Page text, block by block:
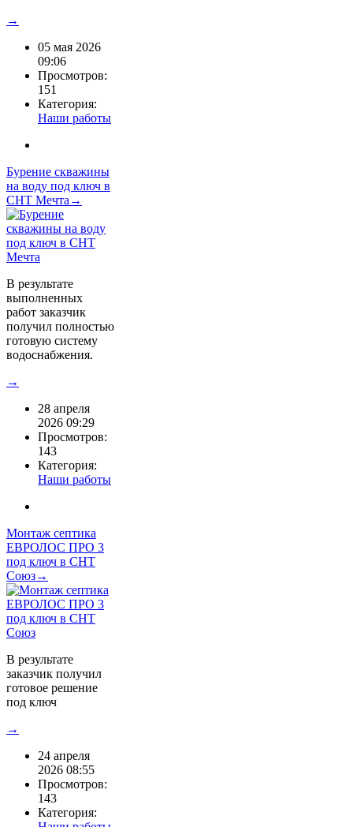
→
05 мая 2026
09:06
Просмотров:
151
Категория:
Наши работы
Бурение скважины
на воду под ключ в
СНТ Мечта→
В результате
выполненных
работ заказчик
получил полностью
готовую систему
водоснабжения.
→
28 апреля
2026 09:29
Просмотров:
143
Категория:
Наши работы
Монтаж септика
ЕВРОЛОС ПРО 3
под ключ в СНТ
Союз→
В результате
заказчик получил
готовое решение
под ключ
→
24 апреля
2026 08:55
Просмотров:
143
Категория: